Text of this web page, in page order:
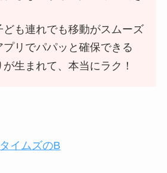
ども連れでも移動がスムーズ
リでパパッと確保できる
生まれて、本当にラク！
イムズのB